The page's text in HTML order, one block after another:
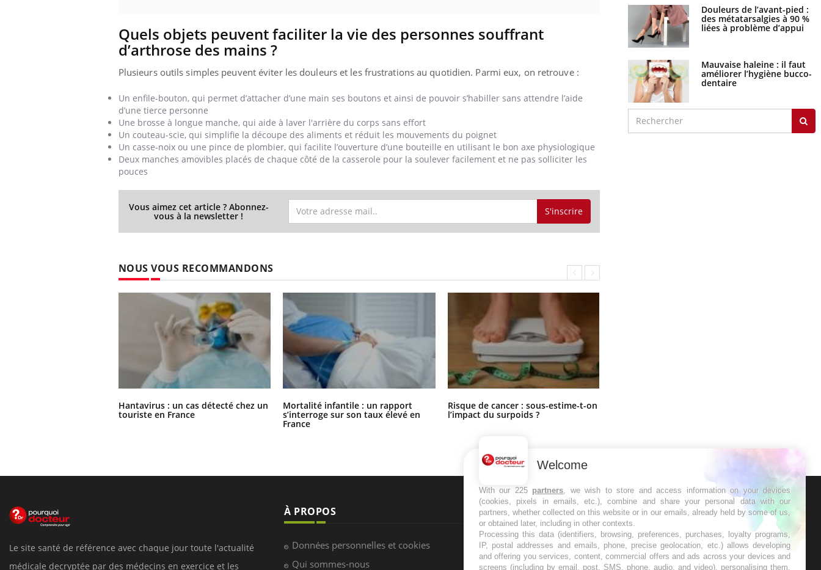
Quels objets peuvent faciliter la vie des personnes souffrant
d’arthrose des mains ?
Plusieurs outils simples peuvent éviter les douleurs et les frustrations au quotidien. Parmi eux, on retrouve :
Un enfile-bouton, qui permet d’attacher d’une main ses boutons et ainsi de pouvoir s’habiller sans attendre l’aide
d’une tierce personne
Une brosse à longue manche, qui aide à laver l'arrière du corps sans effort
Un couteau-scie, qui simplifie la découpe des aliments et réduit les mouvements du poignet
Un casse-noix ou une pince de plombier, qui facilite l’ouverture d’une bouteille en utilisant le bon axe physiologique
Deux manches amovibles placés de chaque côté de la casserole pour la soulever facilement et ne pas solliciter les
pouces
Vous aimez cet article ? Abonnez-
vous à la newsletter ! S'inscrire
NOUS VOUS RECOMMANDONS
Hantavirus : un cas détecté chez un
touriste en France
Mortalité infantile : un rapport
s’interroge sur son taux élevé en
France
Risque de cancer : sous-estime-t-on
l’impact du surpoids ?
Douleurs de l’avant-pied :
des métatarsalgies à 90 %
liées à problème d’appui
Mauvaise haleine : il faut
améliorer l’hygiène bucco-
dentaire
Le site santé de référence avec chaque jour toute l'actualité
médicale decryptée par des médecins en exercice et les
À PROPOS
Données personnelles et cookies
Qui sommes-nous
NEWSLETTER
Recevez toutes les semaines les meilleures
infos santé
Welcome
With our 225 partners, we wish to store and access information on your devices
(cookies, pixels in emails, etc.), combine and share your personal data with our
partners, whether collected on this website or in our emails, already held by some of us,
or obtained later, including in other contexts.
Processing this data (identifiers, browsing, preferences, purchases, loyalty programs,
IP, postal addresses and emails, phone, precise geolocation, etc.) allows developing
and offering you services, content, commercial offers and ads across your devices and
screens (including by email, post, SMS, phone, audio, and video), personalising them,